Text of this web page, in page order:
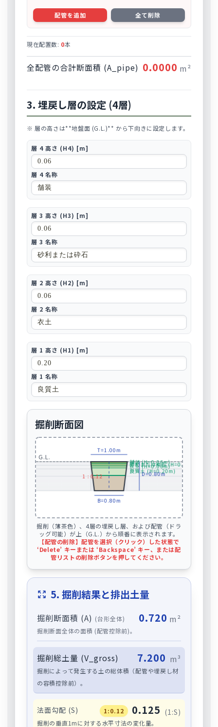
配管を追加 全て削除
現在配置数: 0本
全配管の合計断面積 (A_pipe) 0.0000 m²
3. 埋戻し層の設定 (4層)
※ 層の高さは**地盤面 (G.L.)** から下向きに設定します。
層 4 高さ (H4) [m]
層 4 名称
層 3 高さ (H3) [m]
層 3 名称
層 2 高さ (H2) [m]
層 2 名称
層 1 高さ (H1) [m]
層 1 名称
掘削断面図
掘削（薄茶色）、4層の埋戻し層、および配管（ドラ
ッグ可能）が上（G.L.）から順番に表示されます。
【配管の削除】配管を選択（クリック）した状態で
‘Delete’ キーまたは ‘Backspace’ キー、または配
管リストの削除ボタンを押してください。
5. 掘削結果と排出土量
掘削断面積 (A) (台形全体) 0.720 m²
掘削断面全体の面積 (配管控除前)。
掘削総土量 (V_gross) 7.200 m³
掘削によって発生する土の総体積（配管や埋戻し材
の容積控除前）。
法面勾配 (S) 1:0.12 0.125 (1:S)
掘削の垂直1mに対する水平寸法の変化量。